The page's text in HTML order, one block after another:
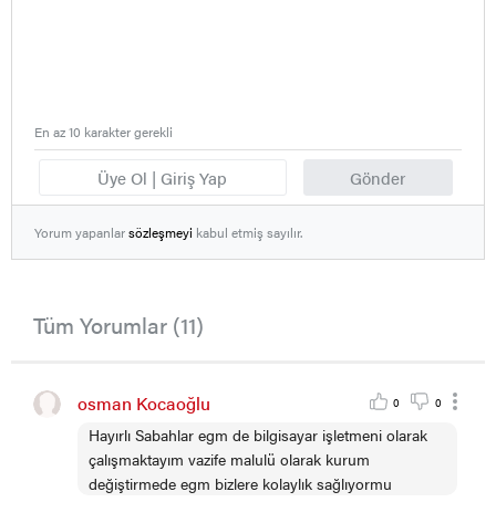
Üye Ol | Giriş Yap Gönder
En az 10 karakter gerekli
Yorum yapanlarsözleşmeyi kabul etmiş sayılır.
Tüm Yorumlar (11)
osman Kocaoğlu 0 0
Hayırlı Sabahlar egm de bilgisayar işletmeni olarak
çalışmaktayım vazife malulü olarak kurum
değiştirmede egm bizlere kolaylık sağlıyormu